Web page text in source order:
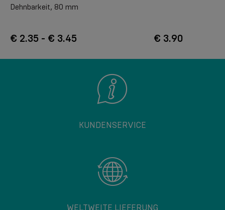
Dehnbarkeit, 80 mm
€ 2.35 - € 3.45 € 3.90
KUNDENSERVICE
WELTWEITE LIEFERUNG